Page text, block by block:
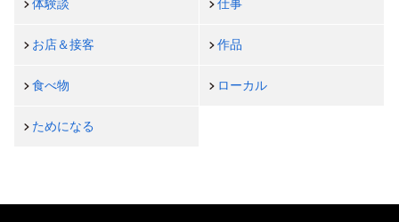
体験談 仕事
お店＆接客 作品
食べ物 ローカル
ためになる